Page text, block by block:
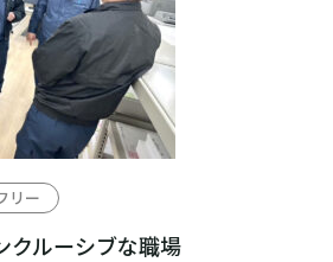
リー
クルーシブな職場